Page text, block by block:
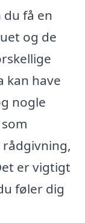
få en
og de
kan have
nogle
er vigtigt
føler dig